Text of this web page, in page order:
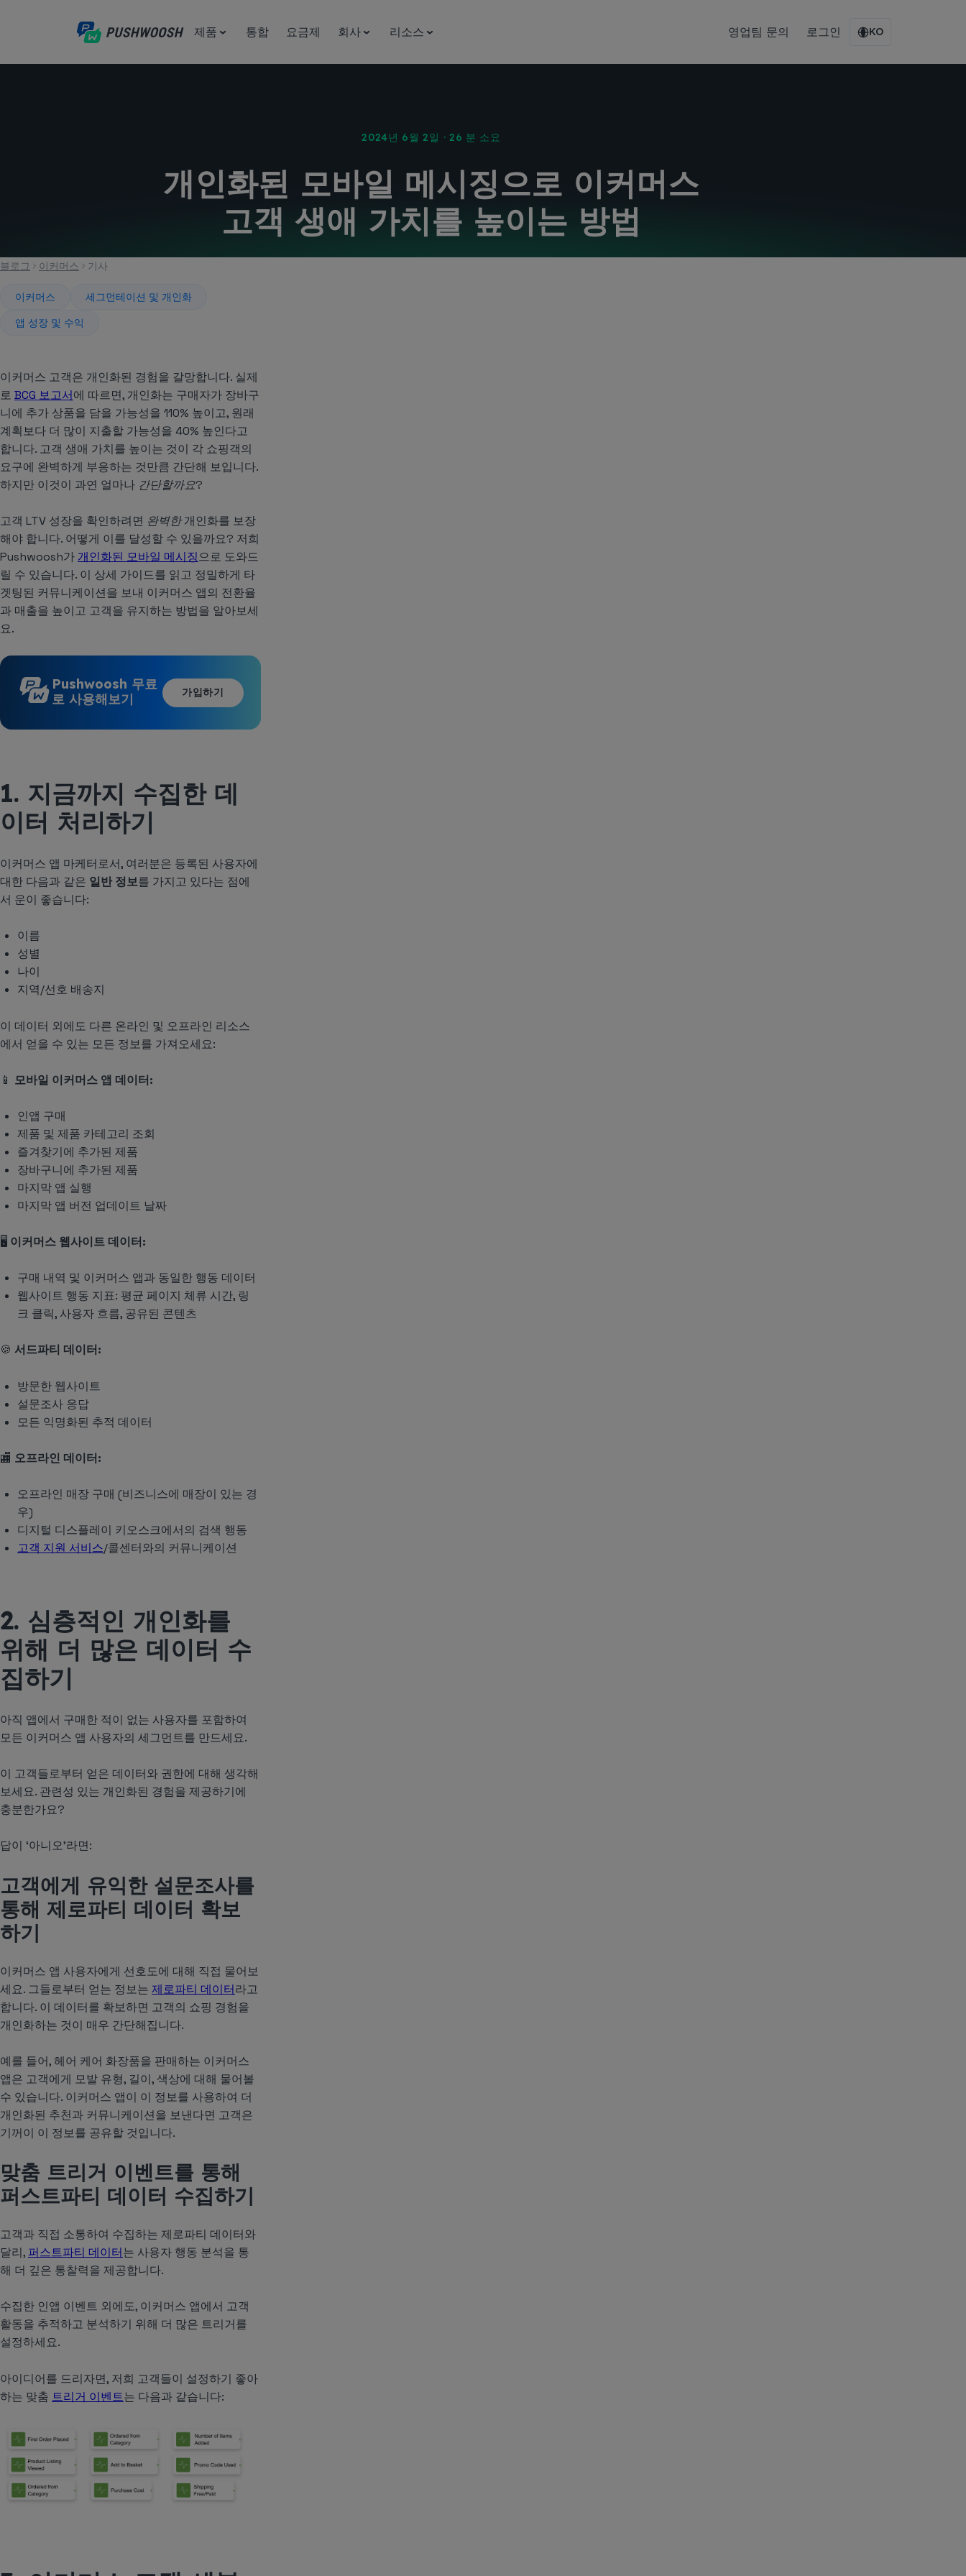
제품 통합 요금제 회사 리소스 영업팀 문의 로그인 KO
2024년 6월 2일 · 26 분 소요
개인화된 모바일 메시징으로 이커머스
고객 생애 가치를 높이는 방법
블로그 이커머스 기사
이커머스
세그먼테이션 및 개인화
앱 성장 및 수익
이커머스 고객은 개인화된 경험을 갈망합니다. 실제
로 BCG 보고서에 따르면, 개인화는 구매자가 장바구
니에 추가 상품을 담을 가능성을 110% 높이고, 원래
계획보다 더 많이 지출할 가능성을 40% 높인다고
합니다. 고객 생애 가치를 높이는 것이 각 쇼핑객의
요구에 완벽하게 부응하는 것만큼 간단해 보입니다.
하지만 이것이 과연 얼마나 간단할까요?
고객 LTV 성장을 확인하려면 완벽한개인화를 보장
해야 합니다. 어떻게 이를 달성할 수 있을까요? 저희
Pushwoosh가 개인화된 모바일 메시징으로 도와드
릴 수 있습니다. 이 상세 가이드를 읽고 정밀하게 타
겟팅된 커뮤니케이션을 보내 이커머스 앱의 전환율
과 매출을 높이고 고객을 유지하는 방법을 알아보세
요.
Pushwoosh 무료
로 사용해보기
가입하기
1. 지금까지 수집한 데
이터 처리하기
이커머스 앱 마케터로서, 여러분은 등록된 사용자에
대한 다음과 같은 일반 정보를 가지고 있다는 점에
서 운이 좋습니다:
이름
성별
나이
지역/선호 배송지
이 데이터 외에도 다른 온라인 및 오프라인 리소스
에서 얻을 수 있는 모든 정보를 가져오세요:
📱 모바일 이커머스 앱 데이터:
인앱 구매
제품 및 제품 카테고리 조회
즐겨찾기에 추가된 제품
장바구니에 추가된 제품
마지막 앱 실행
마지막 앱 버전 업데이트 날짜
🖥️ 이커머스 웹사이트 데이터:
구매 내역 및 이커머스 앱과 동일한 행동 데이터
웹사이트 행동 지표: 평균 페이지 체류 시간, 링
크 클릭, 사용자 흐름, 공유된 콘텐츠
🍪 서드파티 데이터:
방문한 웹사이트
설문조사 응답
모든 익명화된 추적 데이터
🏬 오프라인 데이터:
오프라인 매장 구매 (비즈니스에 매장이 있는 경
우)
디지털 디스플레이 키오스크에서의 검색 행동
고객 지원 서비스/콜센터와의 커뮤니케이션
2. 심층적인 개인화를
위해 더 많은 데이터 수
집하기
아직 앱에서 구매한 적이 없는 사용자를 포함하여
모든 이커머스 앱 사용자의 세그먼트를 만드세요.
이 고객들로부터 얻은 데이터와 권한에 대해 생각해
보세요. 관련성 있는 개인화된 경험을 제공하기에
충분한가요?
답이 ‘아니오’라면:
고객에게 유익한 설문조사를
통해 제로파티 데이터 확보
하기
이커머스 앱 사용자에게 선호도에 대해 직접 물어보
세요. 그들로부터 얻는 정보는 제로파티 데이터라고
합니다. 이 데이터를 확보하면 고객의 쇼핑 경험을
개인화하는 것이 매우 간단해집니다.
예를 들어, 헤어 케어 화장품을 판매하는 이커머스
앱은 고객에게 모발 유형, 길이, 색상에 대해 물어볼
수 있습니다. 이커머스 앱이 이 정보를 사용하여 더
개인화된 추천과 커뮤니케이션을 보낸다면 고객은
기꺼이 이 정보를 공유할 것입니다.
맞춤 트리거 이벤트를 통해
퍼스트파티 데이터 수집하기
고객과 직접 소통하여 수집하는 제로파티 데이터와
달리, 퍼스트파티 데이터는 사용자 행동 분석을 통
해 더 깊은 통찰력을 제공합니다.
수집한 인앱 이벤트 외에도, 이커머스 앱에서 고객
활동을 추적하고 분석하기 위해 더 많은 트리거를
설정하세요.
아이디어를 드리자면, 저희 고객들이 설정하기 좋아
하는 맞춤 트리거 이벤트는 다음과 같습니다: